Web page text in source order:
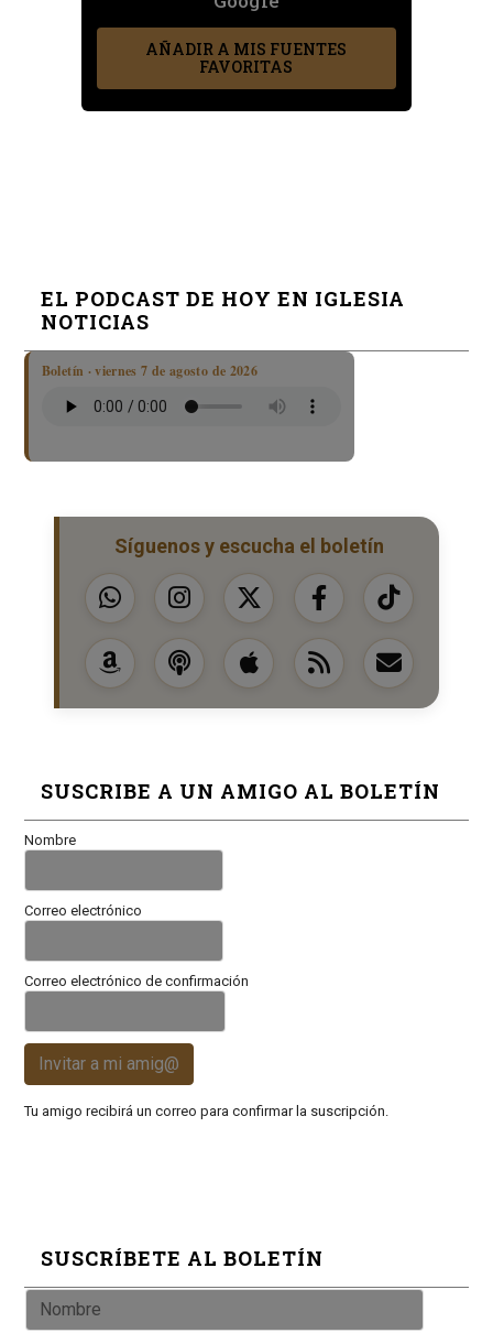
AÑADIR A MIS FUENTES
FAVORITAS
EL PODCAST DE HOY EN IGLESIA
NOTICIAS
Boletín · viernes 7 de agosto de 2026
Síguenos y escucha el boletín
SUSCRIBE A UN AMIGO AL BOLETÍN
Nombre
Correo electrónico
Correo electrónico de confirmación
Invitar a mi amig@
Tu amigo recibirá un correo para confirmar la suscripción.
SUSCRÍBETE AL BOLETÍN